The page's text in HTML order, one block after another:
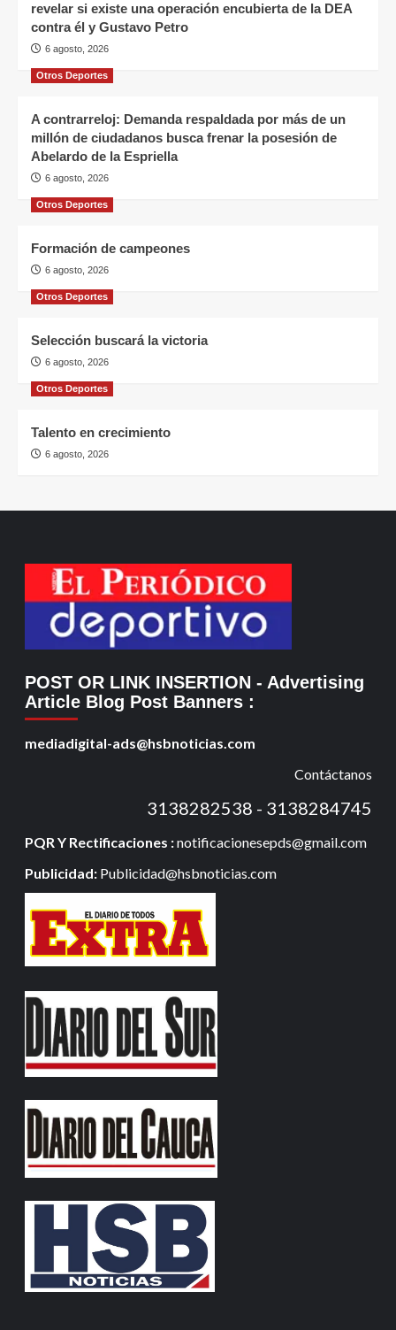
revelar si existe una operación encubierta de la DEA
contra él y Gustavo Petro
6 agosto, 2026
Otros Deportes
A contrarreloj: Demanda respaldada por más de un
millón de ciudadanos busca frenar la posesión de
Abelardo de la Espriella
6 agosto, 2026
Otros Deportes
Formación de campeones
6 agosto, 2026
Otros Deportes
Selección buscará la victoria
6 agosto, 2026
Otros Deportes
Talento en crecimiento
6 agosto, 2026
POST OR LINK INSERTION - Advertising
Article Blog Post Banners :
mediadigital-ads@hsbnoticias.com
Contáctanos
3138282538 - 3138284745
PQR Y Rectificaciones :notificacionesepds@gmail.com
Publicidad: Publicidad@hsbnoticias.com